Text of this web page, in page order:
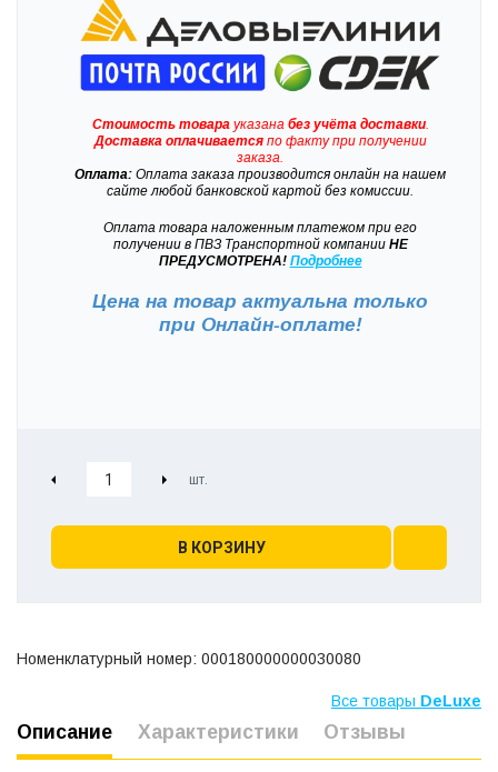
Стоимость товарауказана без учёта доставки.
Доставкаоплачиваетсяпо факту при получении
заказа.
Оплата: Оплата заказа производится онлайн на нашем
сайте любой банковской картой без комиссии.
Оплата товара наложенным платежом при его
получении в ПВЗ Транспортной компанииНЕ
ПРЕДУСМОТРЕНА! Подробнее
Цена на товар актуальна только
при Онлайн-оплате!
В КОРЗИНУ
Номенклатурный номер: 000180000000030080
Все товары DeLuxe
Описание Характеристики Отзывы